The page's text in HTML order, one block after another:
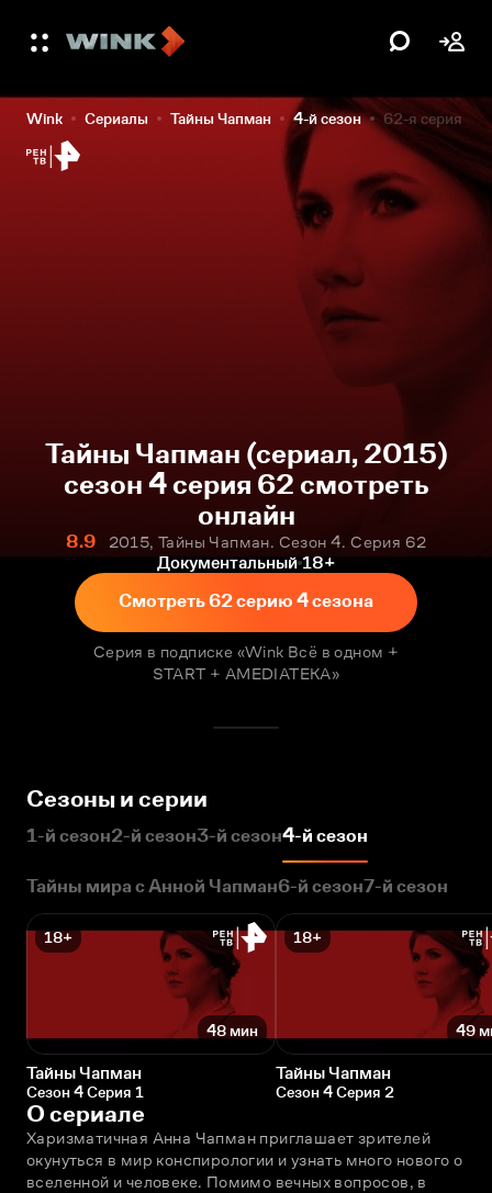
Wink Сериалы Тайны Чапман 4-й сезон 62-я серия
Тайны Чапман (сериал, 2015)
сезон 4 серия 62 смотреть
онлайн
8.9
2015, Тайны Чапман. Сезон 4. Серия 62
Документальный 18+
Смотреть 62 серию 4 сезона
Серия в подписке «Wink Всё в одном +
START + AMEDIATEKA»
Сезоны и серии
1-й сезон2-й сезон3-й сезон4-й сезон
Тайны мира с Анной Чапман6-й сезон7-й сезон
18+
48 мин
Тайны Чапман
Сезон 4 Серия 1
18+
49
Тайны Чапман
Сезон 4 Серия 2
О сериале
Харизматичная Анна Чапман приглашает зрителей
окунуться в мир конспирологии и узнать много нового о
вселенной и человеке. Помимо вечных вопросов, в